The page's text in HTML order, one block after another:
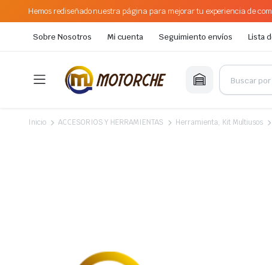
Hemos rediseñado nuestra página para mejorar tu experiencia de
Sobre Nosotros Mi cuenta Seguimiento envíos Lista
Inicio ACCESORIOS Y HERRAMIENTAS Herramienta, Kit Multiusos